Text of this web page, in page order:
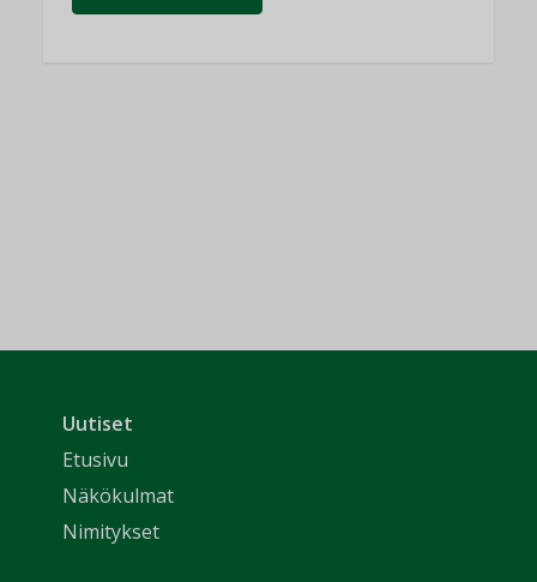
Uutiset
Etusivu
Näkökulmat
Nimitykset